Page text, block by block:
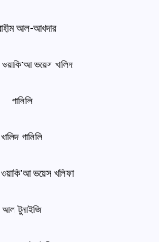
আল-আখদার
খালিদ গালিলি